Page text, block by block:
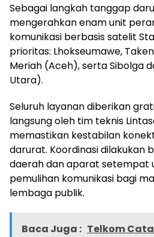
Sebagai langkah tanggap
mengerahkan enam unit
komunikasi berbasis satelit
prioritas: Lhokseumawe,
Meriah (Aceh), serta Sibolga
Utara).
Seluruh layanan diberikan
langsung oleh tim teknis
memastikan kestabilan
darurat. Koordinasi dilakukan
daerah dan aparat setempat
pemulihan komunikasi bagi
lembaga publik.
Baca Juga : Telkom